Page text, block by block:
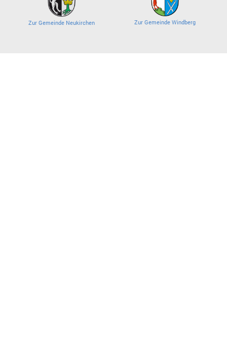
Zur Gemeinde Neukirchen Zur Gemeinde Windberg